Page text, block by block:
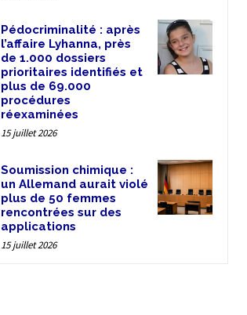
Pédocriminalité : après
l’affaire Lyhanna, près
de 1.000 dossiers
prioritaires identifiés et
plus de 69.000
procédures
réexaminées
15 juillet 2026
Soumission chimique :
un Allemand aurait violé
plus de 50 femmes
rencontrées sur des
applications
15 juillet 2026